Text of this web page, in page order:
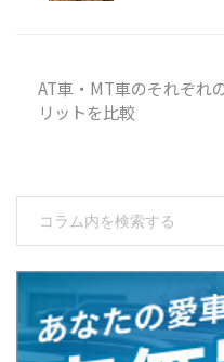
AT車・MT車のそれぞれ
リットを比較